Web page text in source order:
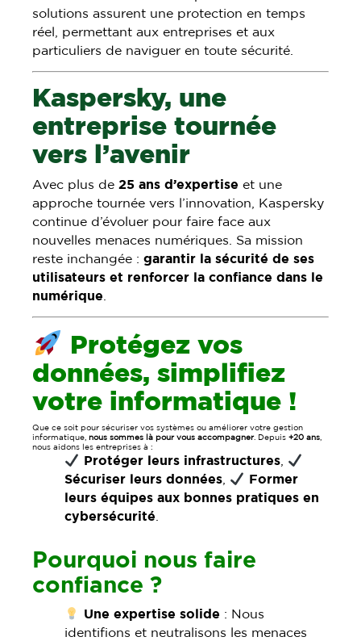
solutions assurent une protection en temps
réel, permettant aux entreprises et aux
particuliers de naviguer en toute sécurité.
Kaspersky, une
entreprise tournée
vers l’avenir
Avec plus de25 ans d’expertise et une
approche tournée vers l’innovation, Kaspersky
continue d’évoluer pour faire face aux
nouvelles menaces numériques. Sa mission
reste inchangée :garantir la sécurité de ses
utilisateurs et renforcer la confiance dans le
numérique.
Protégez vos
données, simplifiez
votre informatique !
Que ce soit pour sécuriser vos systèmes ou améliorer votre gestion
informatique,nous sommes là pour vous accompagner. Depuis+20 ans,
nous aidons les entreprises à :
Protéger leurs infrastructures,
Sécuriser leurs données
Former
leurs équipes aux bonnes pratiques en
cybersécurité
Pourquoi nous faire
confiance ?
Une expertise solide : Nous
identifions et neutralisons les menaces